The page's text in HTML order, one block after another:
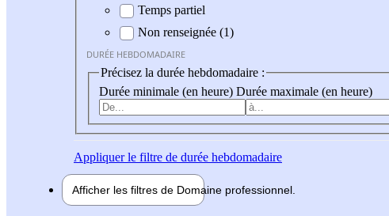
Temps partiel
Non renseignée (1)
DURÉE HEBDOMADAIRE
Précisez la durée hebdomadaire :
Durée minimale (en heure) Durée maximale (en heure)
Appliquerle filtre de durée hebdomadaire
Afficher les filtres de Domaine professionnel